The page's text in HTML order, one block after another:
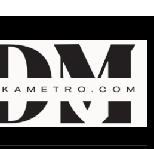
প্রথম শ্রেণি ছাড়া অন্য সব শ্রেণিতে
হবে ভর্তি পরীক্ষা: শিক্ষা মন্ত্রণালয়
কাউকে অসম্মান করতে নয়,
জনগনের অধিকার আদায়ে এসেছিঃ
জামাতের আমির